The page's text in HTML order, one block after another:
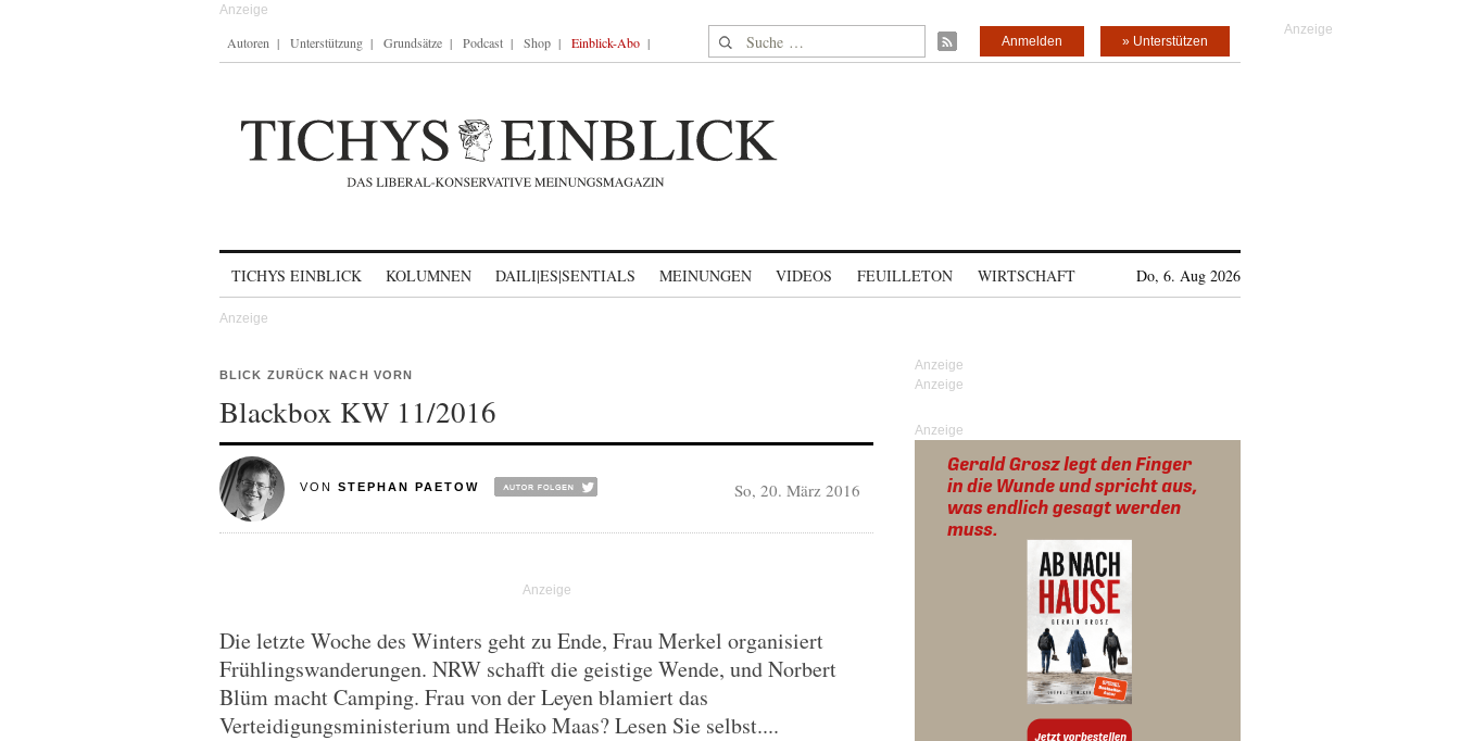
Autoren Unterstützung Grundsätze Podcast Shop Einblick-Abo Suche nach: » Unterstützen
Anmelden
TICHYS EINBLICK KOLUMNEN DAILI|ES|SENTIALS MEINUNGEN VIDEOS FEUILLETON WIRTSCHAFT Do, 6. Aug 2026
BLICK ZURÜCK NACH VORN
Blackbox KW 11/2016
VON STEPHAN PAETOW So, 20. März 2016
Die letzte Woche des Winters geht zu Ende, Frau Merkel organisiert
Frühlingswanderungen. NRW schafft die geistige Wende, und Norbert
Blüm macht Camping. Frau von der Leyen blamiert das
Verteidigungsministerium und Heiko Maas? Lesen Sie selbst....
Anzeige